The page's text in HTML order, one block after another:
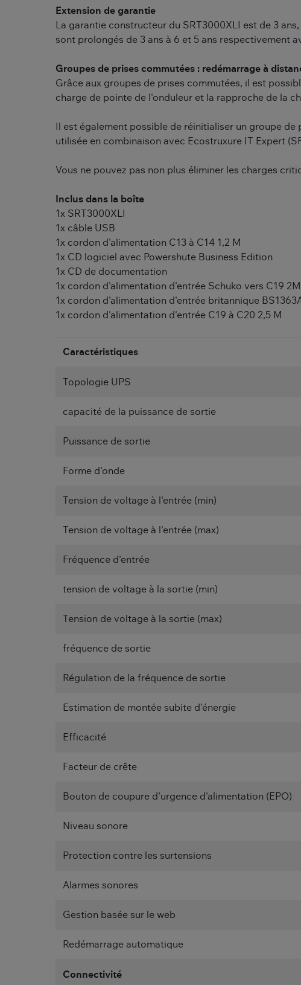
Extension de garantie
La garantie constructeur du SRT3000XLI est de 3
sont prolongés de 3 ans à 6 et 5 ans respectivement
Groupes de prises commutées : redémarrage à
Grâce aux groupes de prises commutées, il est
charge de pointe de l'onduleur et la rapproche de la
Il est également possible de réinitialiser un groupe
utilisée en combinaison avec Ecostruxure IT Expert
Vous ne pouvez pas non plus éliminer les charges
Inclus dans la boîte
1x SRT3000XLI
1x câble USB
1x cordon d'alimentation C13 à C14 1,2 M
1x CD logiciel avec Powershute Business Edition
1x CD de documentation
1x cordon d'alimentation d'entrée Schuko vers C19 2M
1x cordon d'alimentation d'entrée britannique
1x cordon d'alimentation d'entrée C19 à C20 2,5 M
Caractéristiques
Topologie UPS
capacité de la puissance de sortie
Puissance de sortie
Forme d'onde
Tension de voltage à l'entrée (min)
Tension de voltage à l'entrée (max)
Fréquence d'entrée
tension de voltage à la sortie (min)
Tension de voltage à la sortie (max)
fréquence de sortie
Régulation de la fréquence de sortie
Estimation de montée subite d'énergie
Efficacité
Facteur de crête
Bouton de coupure d'urgence d'alimentation (EPO)
Niveau sonore
Protection contre les surtensions
Alarmes sonores
Gestion basée sur le web
Redémarrage automatique
Connectivité